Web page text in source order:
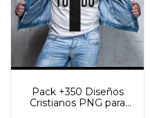
Pack +350 Diseños
Cristianos PNG para